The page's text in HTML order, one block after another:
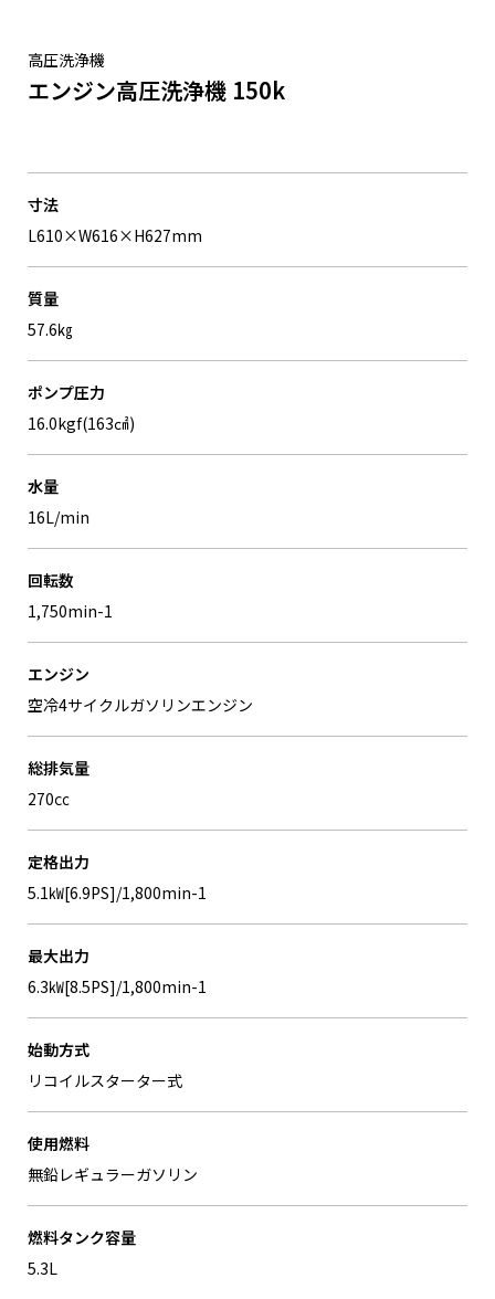
高圧洗浄機
エンジン高圧洗浄機 150k
寸法
L610×W616×H627mm
質量
57.6㎏
ポンプ圧力
16.0kgf(163㎠)
水量
16L/min
回転数
1,750min-1
エンジン
空冷4サイクルガソリンエンジン
総排気量
270㏄
定格出力
5.1㎾[6.9PS]/1,800min-1
最大出力
6.3㎾[8.5PS]/1,800min-1
始動方式
リコイルスターター式
使用燃料
無鉛レギュラーガソリン
燃料タンク容量
5.3L